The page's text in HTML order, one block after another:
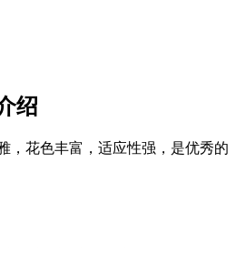
绍
，花色丰富，适应性强，是优秀的